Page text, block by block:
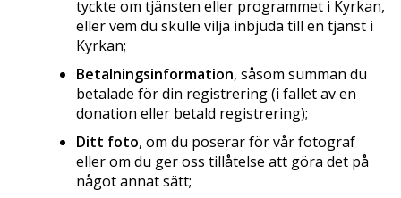
tyckte om tjänsten eller programmet i Kyrkan,
eller vem du skulle vilja inbjuda till en tjänst i
Kyrkan;
Betalningsinformation, såsom summan du
betalade för din registrering (i fallet av en
donation eller betald registrering);
Ditt foto, om du poserar för vår fotograf
eller om du ger oss tillåtelse att göra det på
något annat sätt;